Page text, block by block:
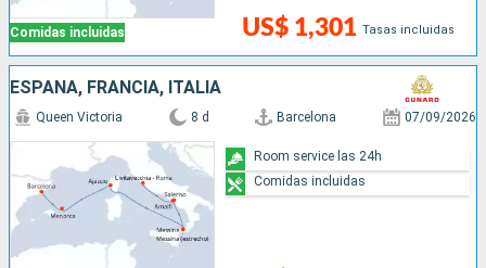
Comidas incluidas US$ 1,301 Tasas incluidas
ESPAÑA, FRANCIA, ITALIA
Queen Victoria 8 d Barcelona 07/09/2026
Room service las 24h
Comidas incluidas